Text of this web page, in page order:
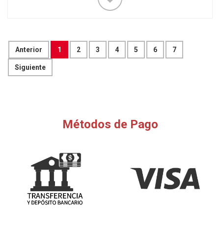
Anterior 1 2 3 4 5 6 7
Siguiente
Métodos de Pago